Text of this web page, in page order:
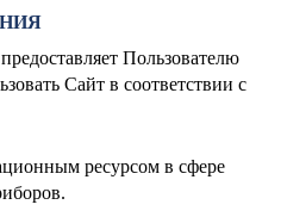
Пользователю
Сайт в соответствии с
ресурсом в сфере